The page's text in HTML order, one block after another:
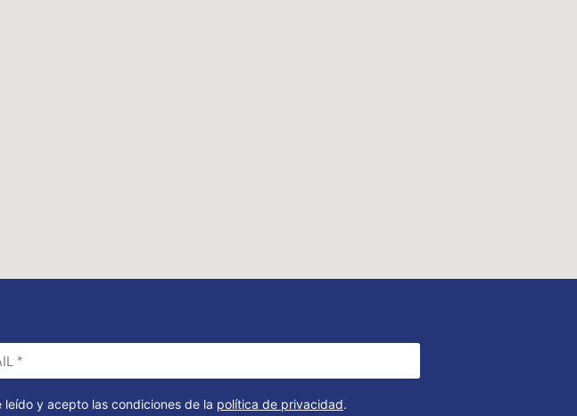
leído y acepto las condiciones de la política de privacidad.